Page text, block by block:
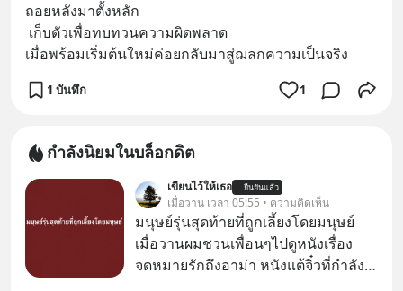
ถอยหลังมาตั้งหลัก
เก็บตัวเพื่อทบทวนความผิดพลาด
เมื่อพร้อมเริ่มต้นใหม่ค่อยกลับมาสู่ฌลกความเป็นจริง
1 บันทึก 1
กำลังนิยมในบล็อกดิต
เขียนไว้ให้เธอ ยืนยันแล้ว
เมื่อวาน เวลา 05:55 • ความคิดเห็น
มนุษย์รุ่นสุดท้ายที่ถูกเลี้ยงโดยมนุษย์
เมื่อวานผมชวนเพื่อนๆไปดูหนังเรื่อง
จดหมายรักถึงอาม่า หนังแต้จิ๋วที่กำลัง